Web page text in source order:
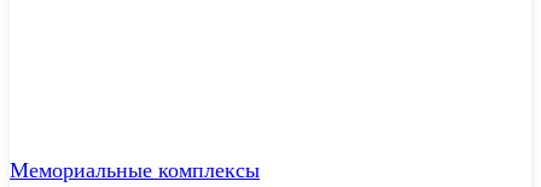
Мемориальные комплексы